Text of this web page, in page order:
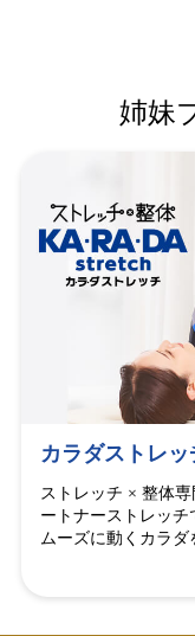
姉妹
カラダストレッ
ストレッチ × 整体
ートナーストレッチ
ムーズに動くカラダ